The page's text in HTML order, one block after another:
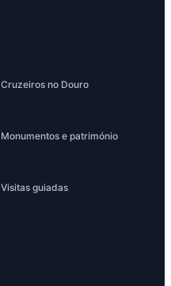
Cruzeiros no Douro
Monumentos e património
Visitas guiadas